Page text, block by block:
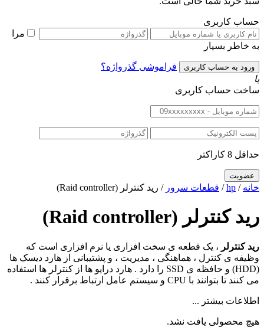
حساب کاربری
مرا
به خاطر بسپار
فراموشی گذرواژه؟
یا
ساخت حساب کاربری
حداقل 8 کاراکتر
خانه /
hp
/ قطعات سرور / رید کنترلر (Raid controller)
رید کنترلر (Raid controller)
رید کنترلر ، یک قطعه ی سخت افزاری یا نرم افزاری است که
وظیفه ی کنترل ، هماهنگی ، مدیریت ، و پشتیبانی از هارد دیسک ها
(HDD) و حافظه ی SSD را دارد . هارد درایو ها از کنترلر ها استفاده
می کنند تا بتوانند با CPU و سیستم عامل ارتباط برقرار کنند .
اطلاعات بیشتر ...
هیچ محصولی یافت نشد.